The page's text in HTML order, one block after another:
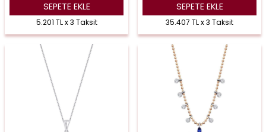
SEPETE EKLE
5.201 TL x 3 Taksit
SEPETE EKLE
35.407 TL x 3 Taksit